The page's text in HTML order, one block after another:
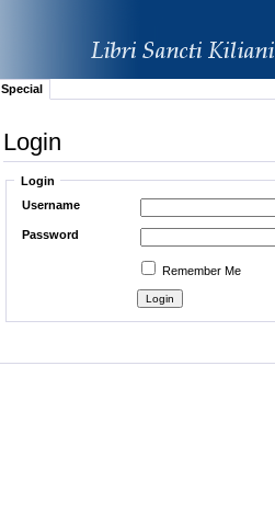
Special
Login
Login
Username
Password
Remember Me